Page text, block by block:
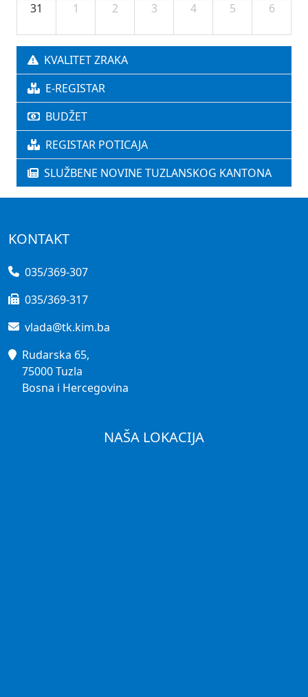
31 1 2 3 4 5 6
KVALITET ZRAKA
E-REGISTAR
BUDŽET
REGISTAR POTICAJA
SLUŽBENE NOVINE TUZLANSKOG KANTONA
KONTAKT
035/369-307
035/369-317
vlada@tk.kim.ba
Rudarska 65,
75000 Tuzla
Bosna i Hercegovina
NAŠA LOKACIJA